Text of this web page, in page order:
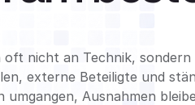
nicht an Technik, sondern
externe Beteiligte und
umgangen, Ausnahmen